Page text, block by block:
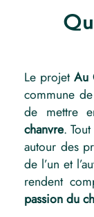
Le projetAu
commune de
de mettre
chanvre.
autour des
de l’un et
rendent
passion du